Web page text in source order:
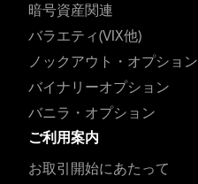
暗号資産関連
バラエティ(VIX他)
ノックアウト・オプション
バイナリーオプション
バニラ・オプション
ご利用案内
お取引開始にあたって